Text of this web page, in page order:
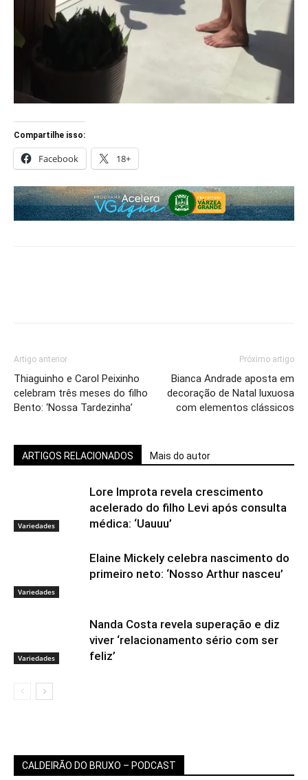
Compartilhe isso:
Facebook 18+
Artigo anterior
Thiaguinho e Carol Peixinho
celebram três meses do filho
Bento: ‘Nossa Tardezinha’
Próximo artigo
Bianca Andrade aposta em
decoração de Natal luxuosa
com elementos clássicos
ARTIGOS RELACIONADOS Mais do autor
Variedades
Lore Improta revela crescimento
acelerado do filho Levi após consulta
médica: ‘Uauuu’
Variedades
Elaine Mickely celebra nascimento do
primeiro neto: ‘Nosso Arthur nasceu’
Variedades
Nanda Costa revela superação e diz
viver ‘relacionamento sério com ser
feliz’
CALDEIRÃO DO BRUXO – PODCAST